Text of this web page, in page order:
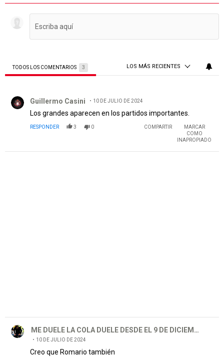
TODOS LOS COMENTARIOS 3 LOS MÁS RECIENTES
Guillermo Casini 10 DE JULIO DE 2024
Los grandes aparecen en los partidos importantes.
RESPONDER 3 0 COMPARTIR
MARCAR
COMO
INAPROPIADO
ME DUELE LA COLA DUELE DESDE EL 9 DE DICIEMBRE
10 DE JULIO DE 2024
Creo que Romario también